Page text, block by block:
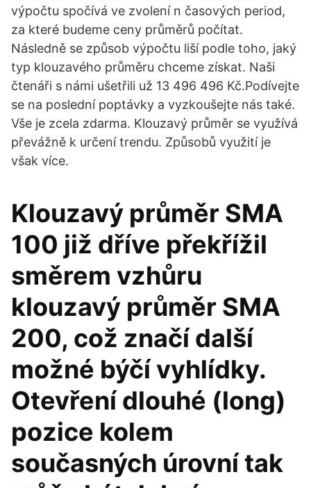
výpočtu spočívá ve zvolení n časových period,
za které budeme ceny průměrů počítat.
Následně se způsob výpočtu liší podle toho, jaký
typ klouzavého průměru chceme získat. Naši
čtenáři s námi ušetřili už 13 496 496 Kč.Podívejte
se na poslední poptávky a vyzkoušejte nás také.
Vše je zcela zdarma. Klouzavý průměr se využívá
převážně k určení trendu. Způsobů využití je
však více.
Klouzavý průměr SMA
100 již dříve překřížil
směrem vzhůru
klouzavý průměr SMA
200, což značí další
možné býčí vyhlídky.
Otevření dlouhé (long)
pozice kolem
současných úrovní tak